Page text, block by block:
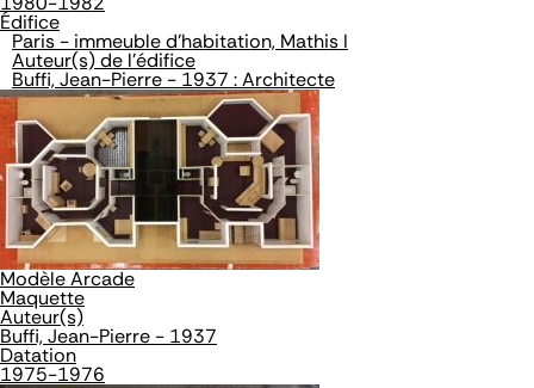
Édifice
Paris - immeuble d'habitation, Mathis I
Auteur(s) de l'édifice
Buffi, Jean-Pierre - 1937 : Architecte
Modèle Arcade
Maquette
Auteur(s)
Buffi, Jean-Pierre - 1937
Datation
1975-1976